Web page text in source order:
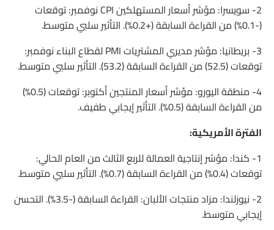
2- سويسرا: مؤشر أسعار المستهلكين CPI نوفمبر: توقعات
(-0.1%) من القراءة السابقة (+0.2%). التأثير سلبي متوسط.
3- بريطانيا: مؤشر مديري المشتريات PMI لقطاع البناء نوفمبر:
توقعات (52.5) من القراءة السابقة (53.2). التأثير سلبي متوسط.
4- منطقة اليورو: مؤشر أسعار المنتجين أكتوبر: توقعات (0.5%)
من القراءة السابقة (0.5%). التأثير إيجابي طفيف.
الفترة الأمريكية:
1- كندا: مؤشر إنتاجية العمالة للربع الثالث من العام الحالي:
توقعات (0.4%) من القراءة السابقة (0.7%). التأثير سلبي متوسط.
2- نيوزلندا: مزاد منتجات الألبان: القراءة السابقة (-3.5%). التحسن
إيجابي متوسط.